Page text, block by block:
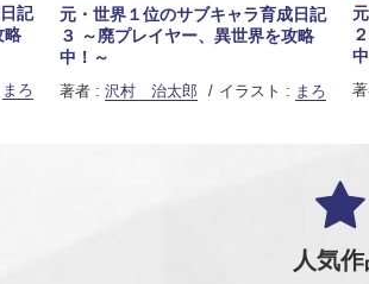
記
略
まろ
元・世界１位のサブキャラ育成日記
３ ～廃プレイヤー、異世界を攻略
中！～
著者 : 沢村 治太郎 イラスト : まろ
人気